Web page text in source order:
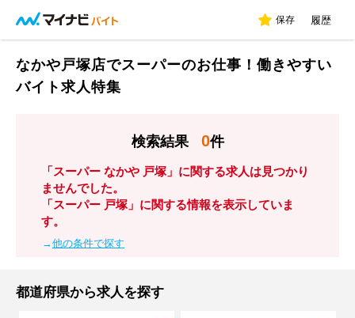
保存 履歴
なかや戸塚店でスーパーのお仕事！働きやすい
バイト求人特集
検索結果 0件
「スーパー なかや 戸塚」に関する求人は見つかり
ませんでした。
「スーパー 戸塚」に関する情報を表示していま
す。
→他の条件で探す
都道府県から求人を探す